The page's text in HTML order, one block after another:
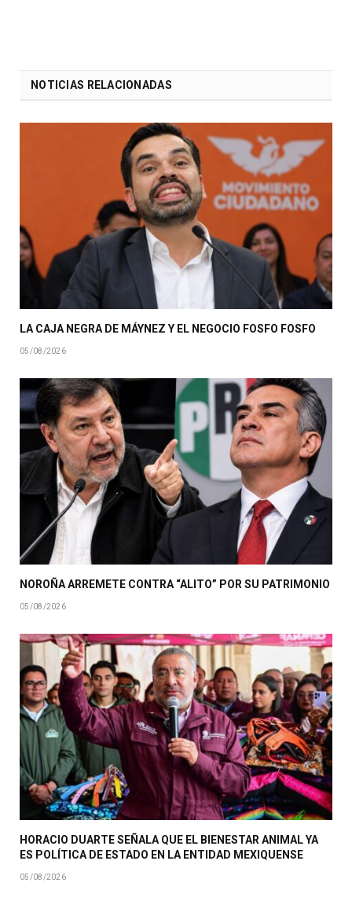
NOTICIAS RELACIONADAS
LA CAJA NEGRA DE MÁYNEZ Y EL NEGOCIO FOSFO FOSFO
05/08/2026
NOROÑA ARREMETE CONTRA “ALITO” POR SU PATRIMONIO
05/08/2026
HORACIO DUARTE SEÑALA QUE EL BIENESTAR ANIMAL YA
ES POLÍTICA DE ESTADO EN LA ENTIDAD MEXIQUENSE
05/08/2026